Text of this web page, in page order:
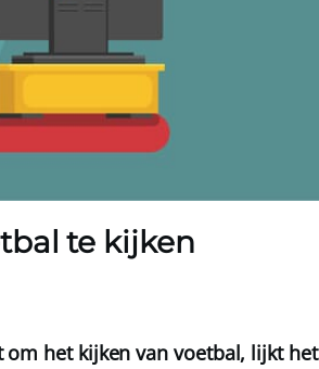
te kijken
het kijken van voetbal, lijkt het